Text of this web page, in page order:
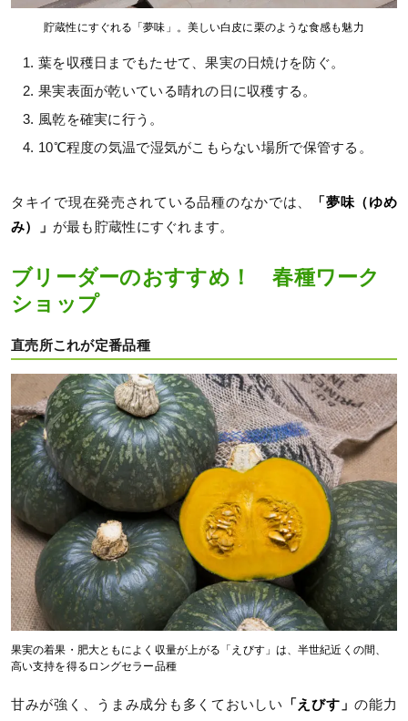
貯蔵性にすぐれる「夢味」。美しい白皮に栗のような食感も魅力
葉を収穫日までもたせて、果実の日焼けを防ぐ。
果実表面が乾いている晴れの日に収穫する。
風乾を確実に行う。
10℃程度の気温で湿気がこもらない場所で保管する。
タキイで現在発売されている品種のなかでは、
「夢味（ゆめ
み）」 が最も貯蔵性にすぐれます。
ブリーダーのおすすめ！ 春種ワーク
ショップ
直売所これが定番品種
果実の着果・肥大ともによく収量が上がる「えびす」は、半世紀近くの間、
高い支持を得るロングセラー品種
甘みが強く、うまみ成分も多くておいしい 「えびす」の能力